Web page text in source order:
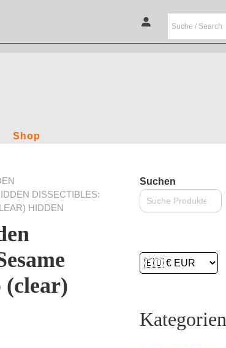
Shop
DISSECTIBLES:
HIDDEN
(clear)
Suchen
Kategorien